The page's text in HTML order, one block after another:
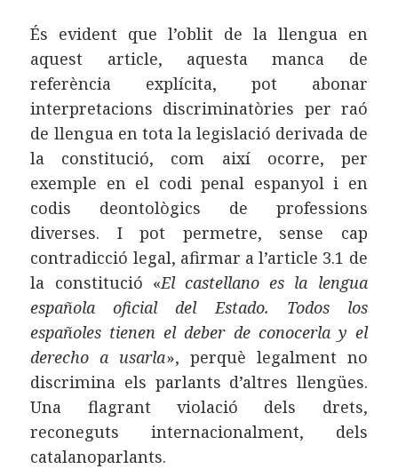
És evident que l’oblit de la llengua en
aquest article, aquesta manca de
referència explícita, pot abonar
interpretacions discriminatòries per raó
de llengua en tota la legislació derivada de
la constitució, com així ocorre, per
exemple en el codi penal espanyol i en
codis deontològics de professions
diverses. I pot permetre, sense cap
contradicció legal, afirmar a l’article 3.1 de
la constitució «El castellano es la lengua
española oficial del Estado. Todos los
españoles tienen el deber de conocerla y el
derecho a usarla», perquè legalment no
discrimina els parlants d’altres llengües.
Una flagrant violació dels drets,
reconeguts internacionalment, dels
catalanoparlants.